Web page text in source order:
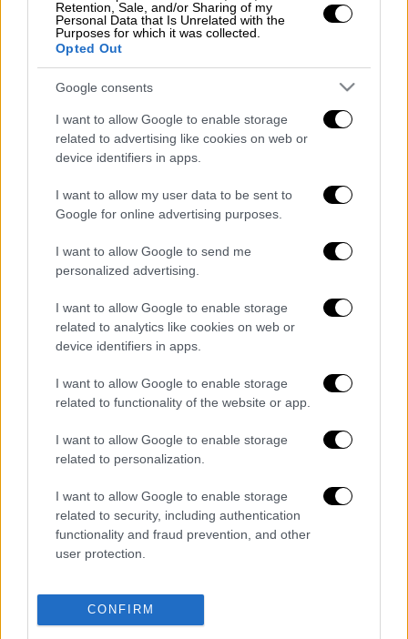
Retention, Sale, and/or Sharing of my
Personal Data that Is Unrelated with the
Purposes for which it was collected.
Opted Out
Google consents
I want to allow Google to enable storage
related to advertising like cookies on web or
device identifiers in apps.
I want to allow my user data to be sent to
Google for online advertising purposes.
I want to allow Google to send me
personalized advertising.
I want to allow Google to enable storage
related to analytics like cookies on web or
device identifiers in apps.
I want to allow Google to enable storage
related to functionality of the website or app.
I want to allow Google to enable storage
related to personalization.
I want to allow Google to enable storage
related to security, including authentication
functionality and fraud prevention, and other
user protection.
CONFIRM
πολυτραυματίας μετά το τροχαίο στη
Βούλα: 54 τραυματίες, ανάμεσά τους
και παιδιά
Από το συγκεκριμένο αυτοκίνητο ένα άτομο
πληροφορίες οι διασώστες προσέφεραν τις
πρώτες βοήθειες σε ένα ακόμη. Η
έχει κλείσει δύο λωρίδες στο συγκεκριμένο
σημείο της Συγγρού, με συνέπεια να υπάρχει
Διαβάστε ακόμη
O στρατηγός ήταν σχιζοφρενής, εμμονικός,
πλησίαζε τα 75 όταν τον αντάμωσε η δόξα –
Εκείνος που άλλαξε την πορεία της